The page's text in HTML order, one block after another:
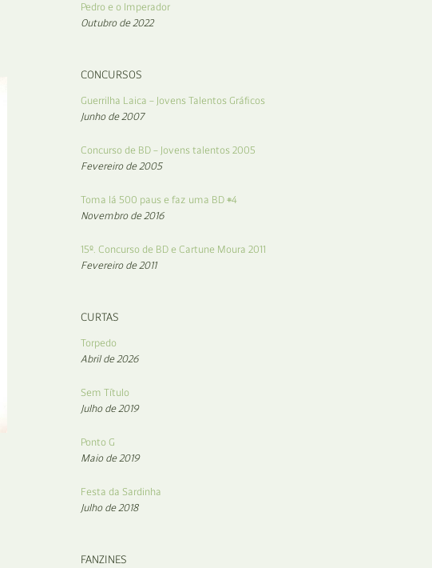
Pedro e o Imperador
Outubro de 2022
CONCURSOS
Guerrilha Laica – Jovens Talentos Gráficos
Junho de 2007
Concurso de BD – Jovens talentos 2005
Fevereiro de 2005
Toma lá 500 paus e faz uma BD #4
Novembro de 2016
15º. Concurso de BD e Cartune Moura 2011
Fevereiro de 2011
CURTAS
Torpedo
Abril de 2026
Sem Título
Julho de 2019
Ponto G
Maio de 2019
Festa da Sardinha
Julho de 2018
FANZINES